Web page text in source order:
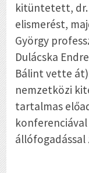
kitüntetett, dr.
elismerést,
György
Dulácska
Bálint vette
nemzetközi
tartalmas
állófogadással